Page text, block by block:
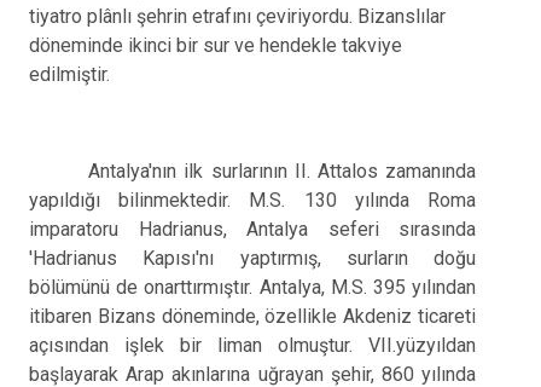
tiyatro plânlı şehrin etrafını çeviriyordu. Bizanslılar
döneminde ikinci bir sur ve hendekle takviye
edilmiştir.
Antalya'nın ilk surlarının II. Attalos zamanında
yapıldığı bilinmektedir. M.S. 130 yılında Roma
imparatoru Hadrianus, Antalya seferi sırasında
'Hadrianus Kapısı'nı yaptırmış, surların doğu
bölümünü de onarttırmıştır. Antalya, M.S. 395 yılından
itibaren Bizans döneminde, özellikle Akdeniz ticareti
açısından işlek bir liman olmuştur. VII.yüzyıldan
başlayarak Arap akınlarına uğrayan şehir, 860 yılında